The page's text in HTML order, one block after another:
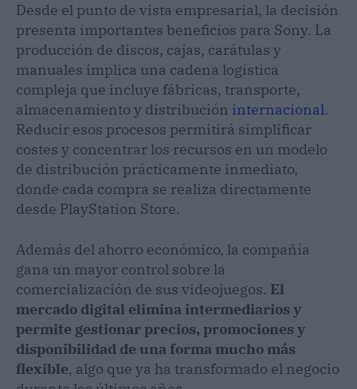
Desde el punto de vista empresarial, la decisión
presenta importantes beneficios para Sony. La
producción de discos, cajas, carátulas y
manuales implica una cadena logística
compleja que incluye fábricas, transporte,
almacenamiento y distribución internacional.
Reducir esos procesos permitirá simplificar
costes y concentrar los recursos en un modelo
de distribución prácticamente inmediato,
donde cada compra se realiza directamente
desde PlayStation Store.
Además del ahorro económico, la compañía
gana un mayor control sobre la
comercialización de sus videojuegos. El
mercado digital elimina intermediarios y
permite gestionar precios, promociones y
disponibilidad de una forma mucho más
flexible, algo que ya ha transformado el negocio